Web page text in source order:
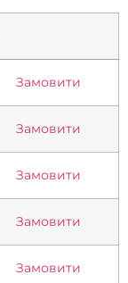
Замовити
Замовити
Замовити
Замовити
Замовити